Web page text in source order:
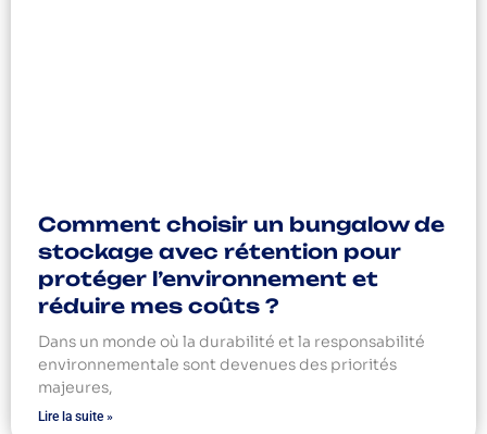
Comment choisir un bungalow de
stockage avec rétention pour
protéger l’environnement et
réduire mes coûts ?
Dans un monde où la durabilité et la responsabilité
environnementale sont devenues des priorités
majeures,
Lire la suite »